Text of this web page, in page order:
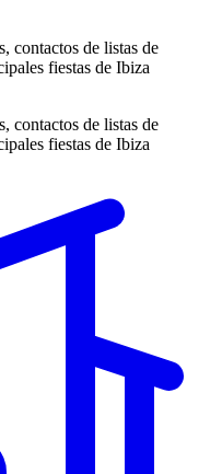
contactos de listas de
fiestas de Ibiza
contactos de listas de
fiestas de Ibiza